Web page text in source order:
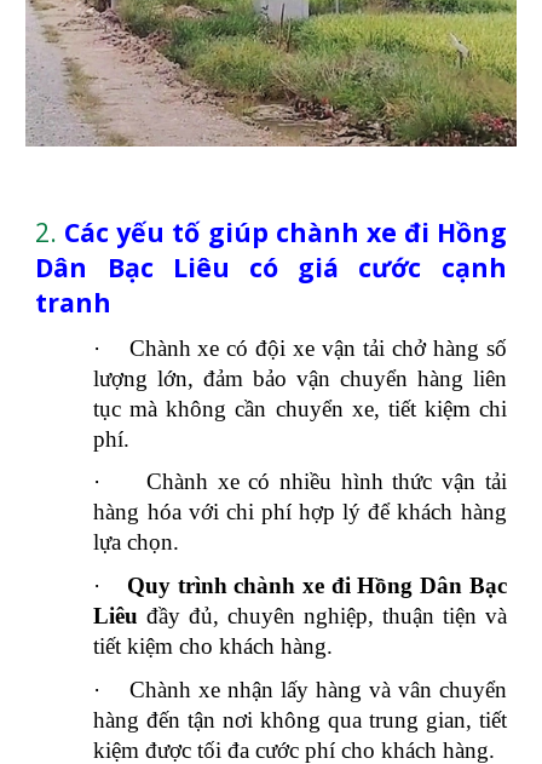
2. Các yếu tố giúp chành xe đi Hồng
Dân Bạc Liêu có giá cước cạnh
tranh
·
Chành xe có đội xe vận tải chở hàng số
lượng lớn, đảm bảo vận chuyển hàng liên
tục mà không cần chuyển xe, tiết kiệm chi
phí.
·
Chành xe có nhiều hình thức vận tải
hàng hóa với chi phí hợp lý để khách hàng
lựa chọn.
·
Quy trình chành xe đi Hồng Dân Bạc
Liêu đầy đủ, chuyên nghiệp, thuận tiện và
tiết kiệm cho khách hàng.
·
Chành xe nhận lấy hàng và vân chuyển
hàng đến tận nơi không qua trung gian, tiết
kiệm được tối đa cước phí cho khách hàng.